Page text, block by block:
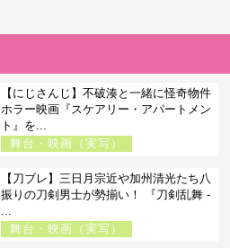
【にじさんじ】不破湊と一緒に怪奇物件
ホラー映画『スケアリー・アパートメン
ト』を...
舞台・映画（実写）
【刀ブレ】三日月宗近や加州清光たち八
振りの刀剣男士が勢揃い！ 『刀剣乱舞 -
舞台・映画（実写）